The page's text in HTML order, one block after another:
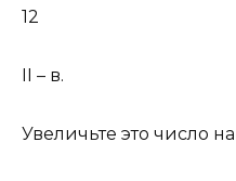
12
II – в.
Увеличьте это число на